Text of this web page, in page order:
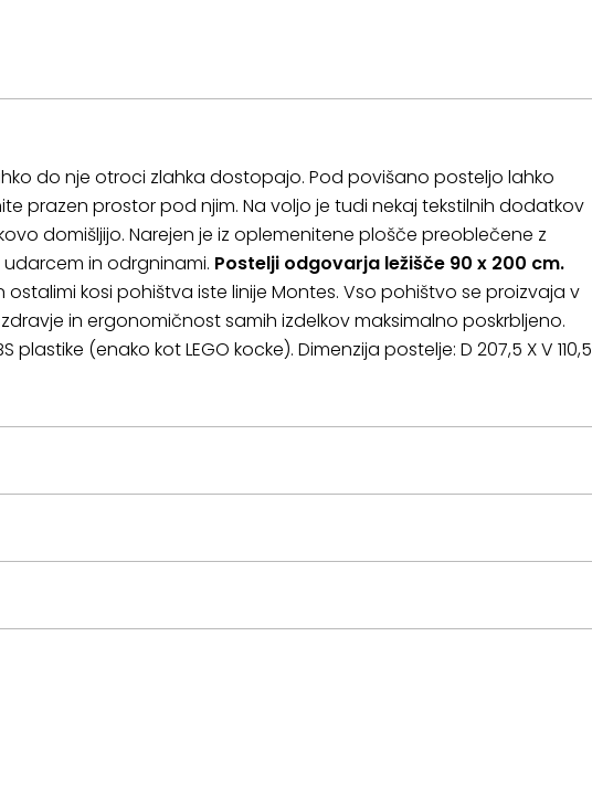
do nje otroci zlahka dostopajo. Pod povišano posteljo lahko
prazen prostor pod njim. Na voljo je tudi nekaj tekstilnih dodatkov
domišljijo. Narejen je iz oplemenitene plošče preoblečene z
in odrgninami. Postelji odgovarja ležišče 90 x 200 cm.
kosi pohištva iste linije Montes. Vso pohištvo se proizvaja v
in ergonomičnost samih izdelkov maksimalno poskrbljeno.
(enako kot LEGO kocke). Dimenzija postelje: D 207,5 X V 110,5